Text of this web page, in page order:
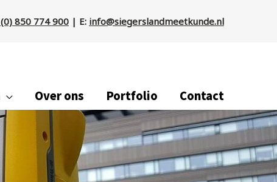
850 774 900 | E: info@siegerslandmeetkunde.nl
Over ons Portfolio Contact